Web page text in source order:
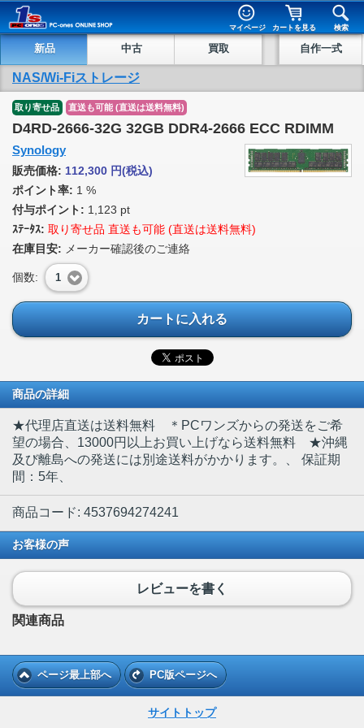
マイページ カートを見る 検索
新品 中古 買取 自作一式
NAS/Wi-Fiストレージ
取り寄せ品 直送も可能 (直送は送料無料)
D4RD-2666-32G 32GB DDR4-2666 ECC RDIMM
Synology
販売価格: 112,300 円(税込)
ポイント率: 1 %
付与ポイント: 1,123 pt
ｽﾃｰﾀｽ: 取り寄せ品 直送も可能 (直送は送料無料)
在庫目安: メーカー確認後のご連絡
個数: 1
カートに入れる
商品の詳細
★代理店直送は送料無料 ＊PCワンズからの発送をご希
望の場合、13000円以上お買い上げなら送料無料 ★沖縄
及び離島への発送には別途送料がかかります。
、 保証期
間：5年、
商品コード: 4537694274241
お客様の声
レビューを書く
関連商品
ページ最上部へ PC版ページへ
サイトトップ